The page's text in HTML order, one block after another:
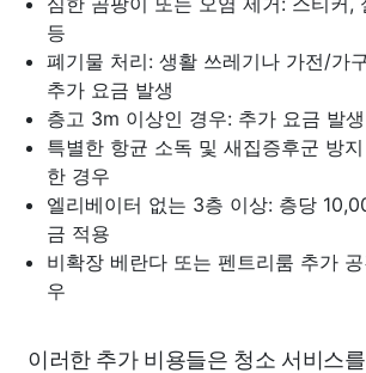
등
폐기물 처리: 생활 쓰레기나 가전/가
추가 요금 발생
층고 3m 이상인 경우: 추가 요금 발생
특별한 항균 소독 및 새집증후군 방
한 경우
엘리베이터 없는 3층 이상: 층당
금 적용
비확장 베란다 또는 펜트리룸 추가
우
이러한 추가 비용들은 청소 서비스